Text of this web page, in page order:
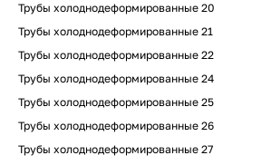
Трубы холоднодеформированные 20
Трубы холоднодеформированные 21
Трубы холоднодеформированные 22
Трубы холоднодеформированные 24
Трубы холоднодеформированные 25
Трубы холоднодеформированные 26
Трубы холоднодеформированные 27